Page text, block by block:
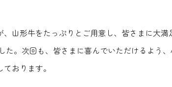
山形牛をたっぷりとご用意し、皆さまに大満
。次回も、皆さまに喜んでいただけるよう
おります。